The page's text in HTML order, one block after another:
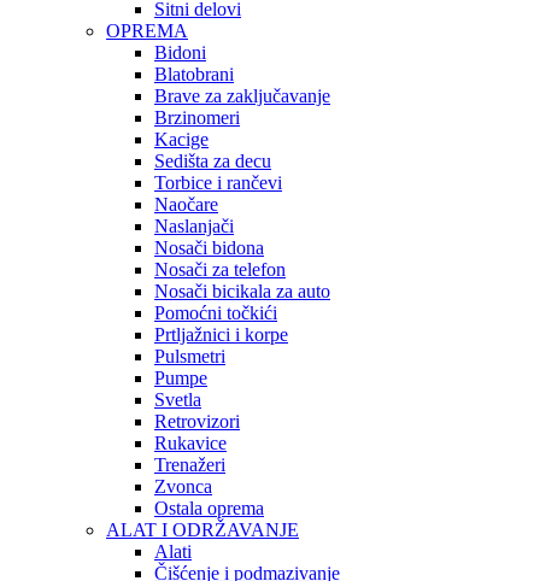
Sitni delovi
OPREMA
Bidoni
Blatobrani
Brave za zaključavanje
Brzinomeri
Kacige
Sedišta za decu
Torbice i rančevi
Naočare
Naslanjači
Nosači bidona
Nosači za telefon
Nosači bicikala za auto
Pomoćni točkići
Prtljažnici i korpe
Pulsmetri
Pumpe
Svetla
Retrovizori
Rukavice
Trenažeri
Zvonca
Ostala oprema
ALAT I ODRŽAVANJE
Alati
Čišćenje i podmazivanje